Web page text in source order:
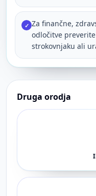
✓ Za finančne,
odločitve
strokovnjaku ali
Druga orodja